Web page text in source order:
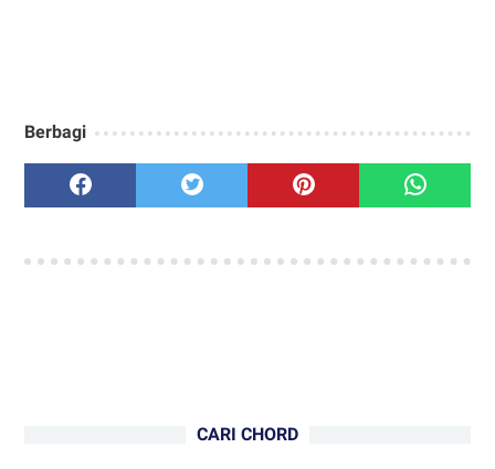
Berbagi
CARI CHORD